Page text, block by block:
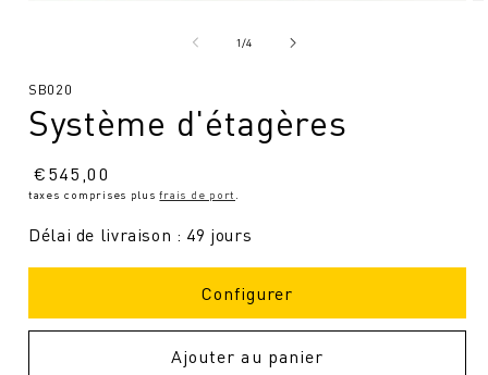
modal
1/de4
SKU
:
SB020
Système d'étagères
Prix
normal
€545,00
taxes comprises plusfrais de port
Délai de livraison : 49 jours
Configurer
Ajouter au panier